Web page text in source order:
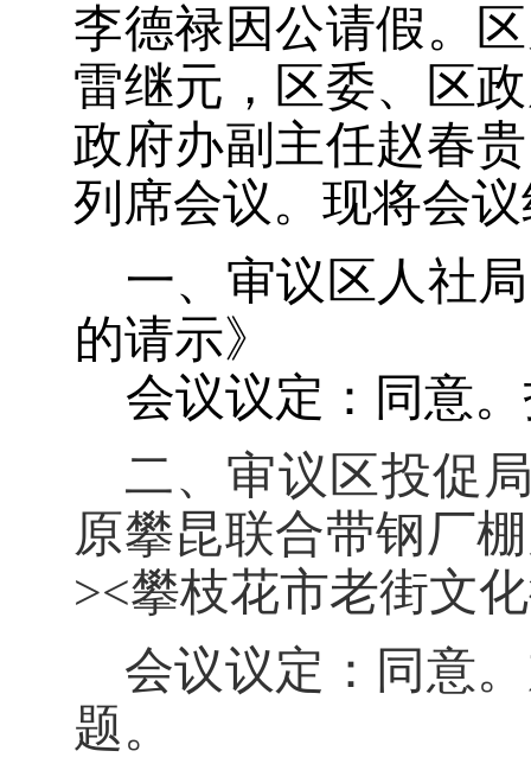
李德禄因公请假。
雷继元， 区委、区
政府办副主任赵春贵
列席会议。 现将会
一、 审议区人社
的请示》
会议议定：同意
二、审议区投促
原攀昆联合带钢厂
><攀枝花市老街文
会议议定：同意
题。